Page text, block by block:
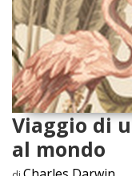
Viaggio di
al mondo